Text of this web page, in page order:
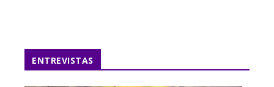
ENTREVISTAS